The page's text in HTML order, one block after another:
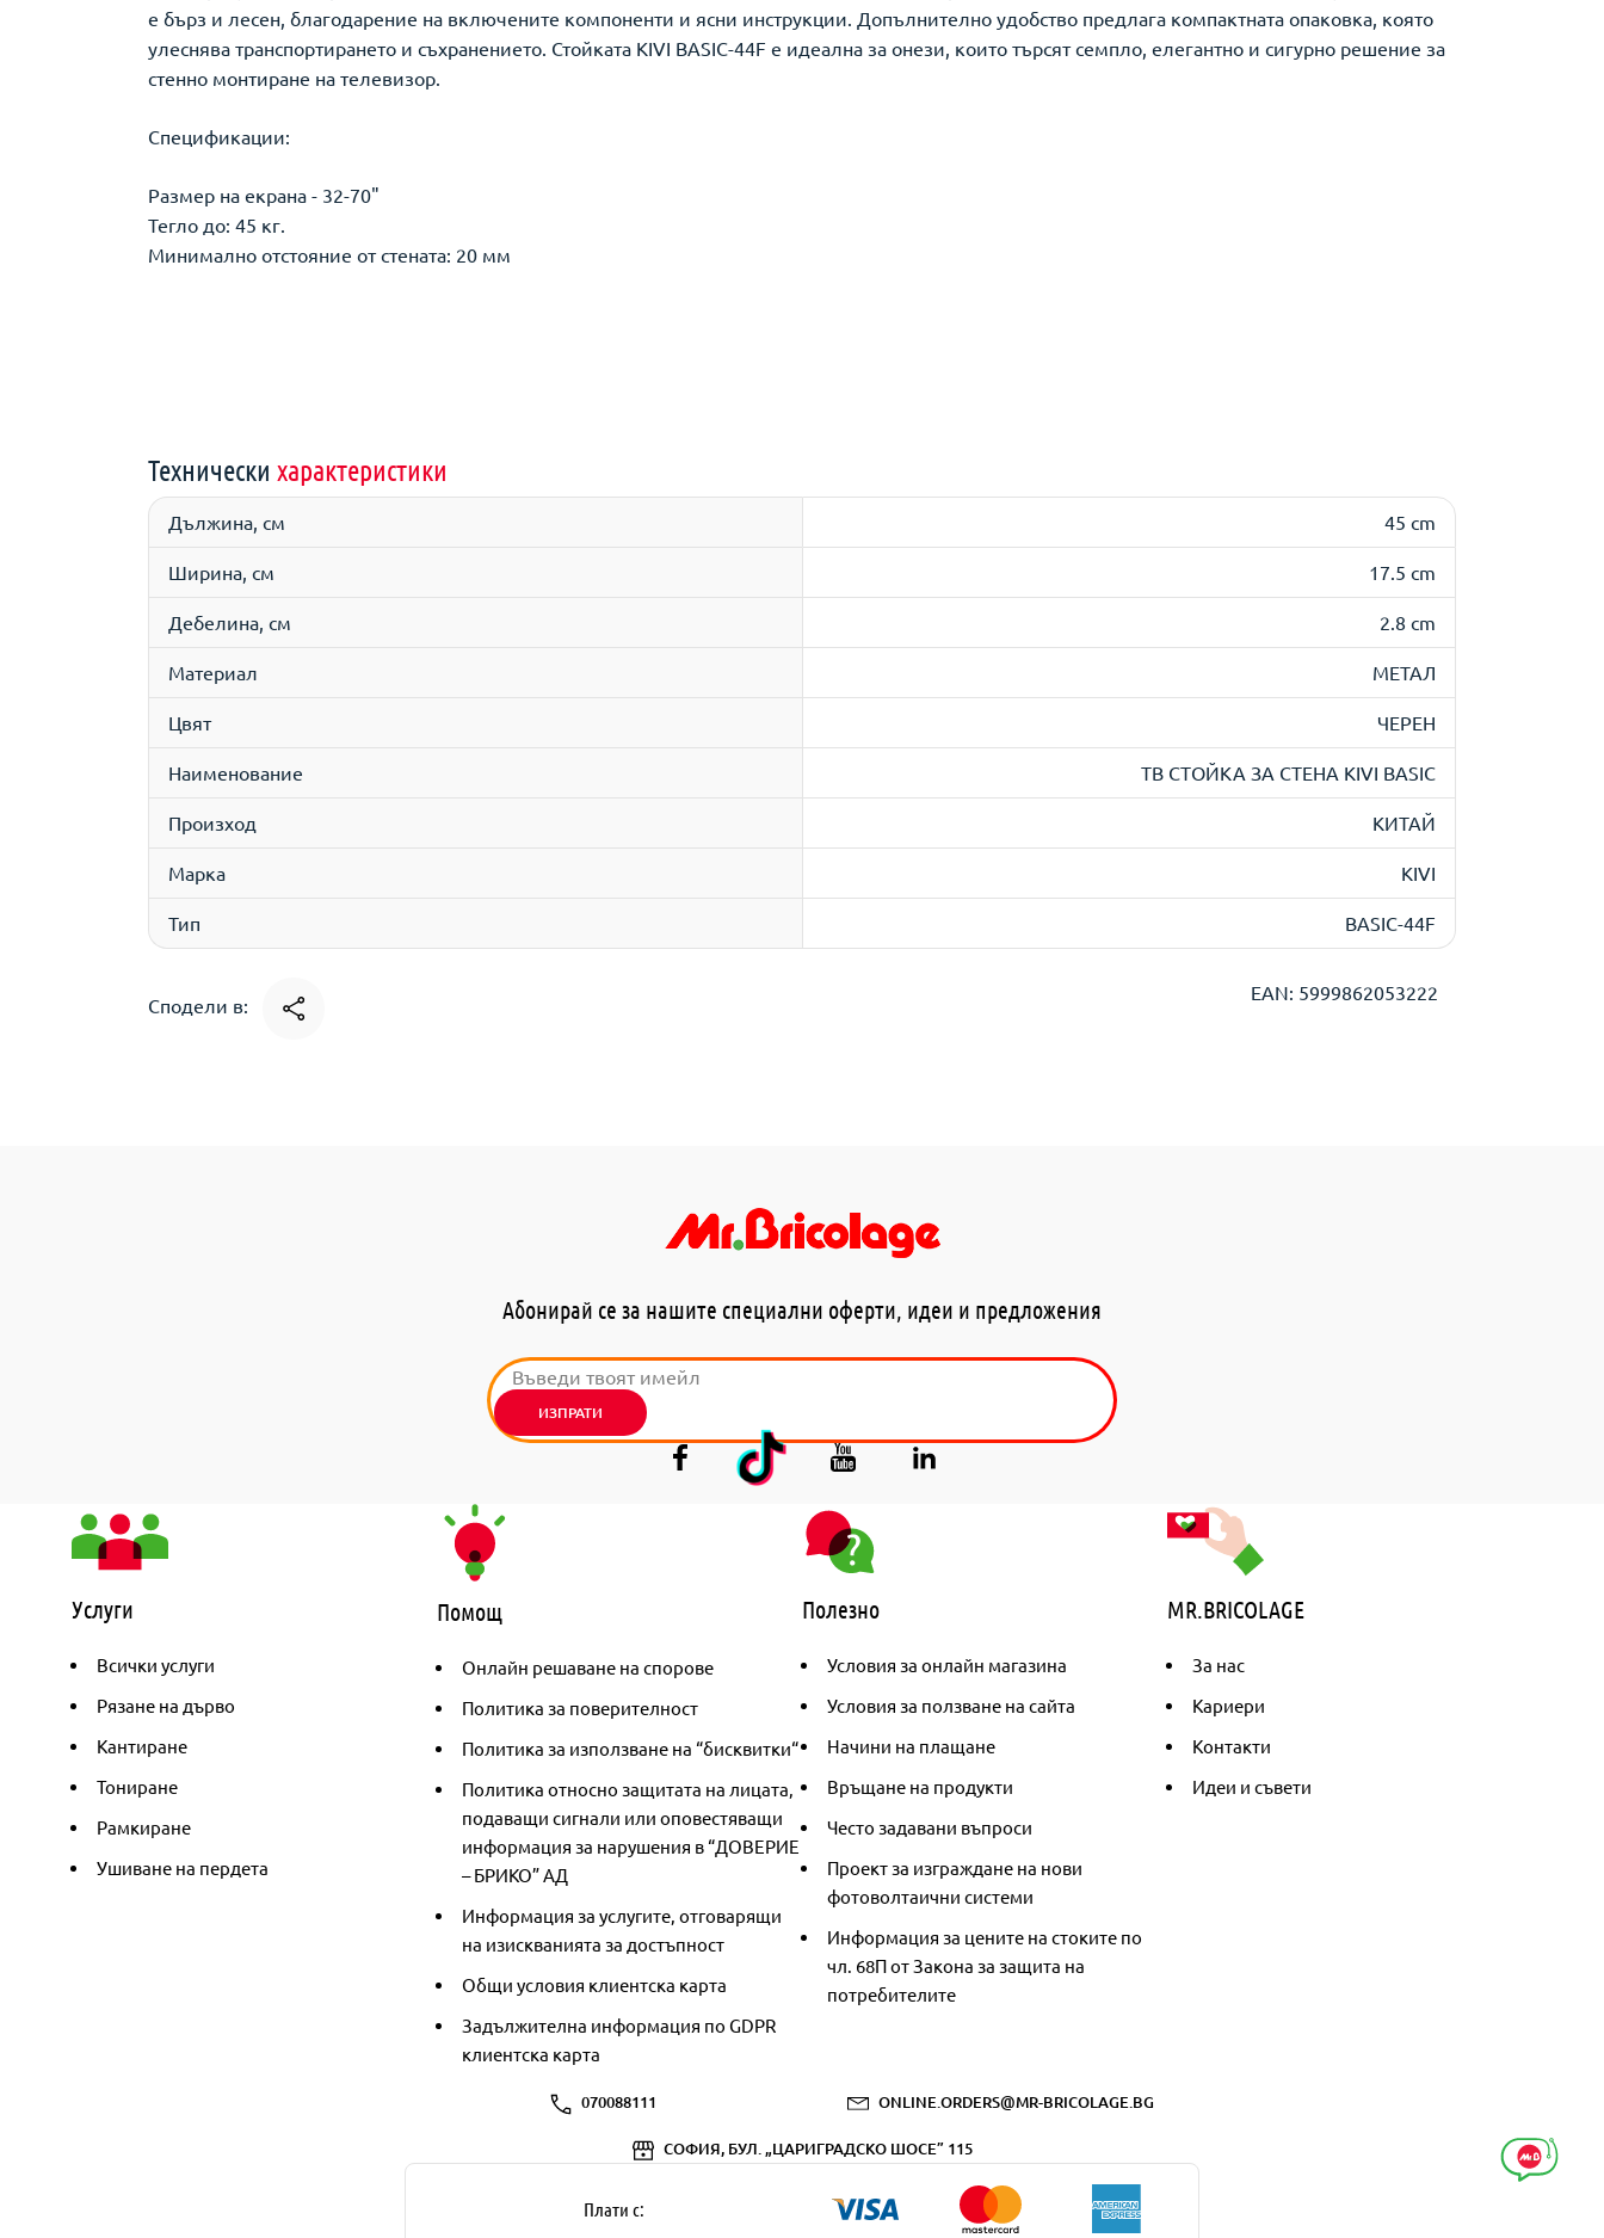
е бърз и лесен, благодарение на включените компоненти и ясни инструкции. Допълнително удобство предлага компактната опаковка, която
улеснява транспортирането и съхранението. Стойката KIVI BASIC-44F е идеална за онези, които търсят семпло, елегантно и сигурно решение за
стенно монтиране на телевизор.
Спецификации:
Размер на екрана - 32-70"
Тегло до: 45 кг.
Минимално отстояние от стената: 20 мм
Технически характеристики
Дължина, см 45 cm
Ширина, см 17.5 cm
Дебелина, см 2.8 cm
Материал МЕТАЛ
Цвят ЧЕРЕН
Наименование ТВ СТОЙКА ЗА СТЕНА KIVI BASIC
Произход КИТАЙ
Марка KIVI
Тип BASIC-44F
Сподели в:
EAN: 5999862053222
Абонирай се за нашите специални оферти, идеи и предложения
ИЗПРАТИ
Услуги
Всички услуги
Рязане на дърво
Кантиране
Тониране
Рамкиране
Ушиване на пердета
Помощ
Онлайн решаване на спорове
Политика за поверителност
Политика за използване на “бисквитки“
Политика относно защитата на лицата,
подаващи сигнали или оповестяващи
информация за нарушения в “ДОВЕРИЕ
– БРИКО” АД
Информация за услугите, отговарящи
на изискванията за достъпност
Общи условия клиентска карта
Задължителна информация по GDPR
клиентска карта
Полезно
Условия за онлайн магазина
Условия за ползване на сайта
Начини на плащане
Връщане на продукти
Често задавани въпроси
Проект за изграждане на нови
фотоволтаични системи
Информация за цените на стоките по
чл. 68П от Закона за защита на
потребителите
MR.BRICOLAGE
За нас
Кариери
Контакти
Идеи и съвети
070088111 ONLINE.ORDERS@MR-BRICOLAGE.BG
СОФИЯ, БУЛ. „ЦАРИГРАДСКО ШОСЕ” 115
Плати с: